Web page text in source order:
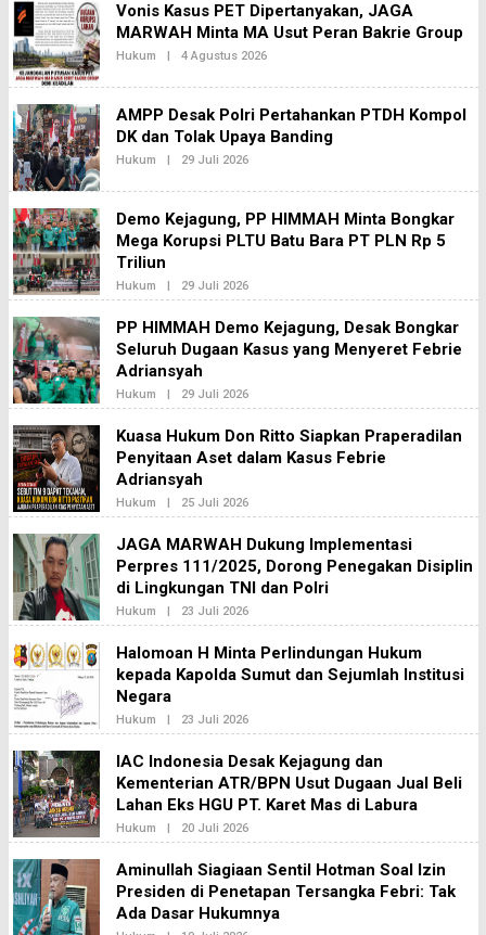
Vonis Kasus PET Dipertanyakan, JAGA
MARWAH Minta MA Usut Peran Bakrie Group
Hukum | 4 Agustus 2026Oleh
AMPP Desak Polri Pertahankan PTDH Kompol
DK dan Tolak Upaya Banding
Hukum | 29 Juli 2026Oleh
Demo Kejagung, PP HIMMAH Minta Bongkar
Mega Korupsi PLTU Batu Bara PT PLN Rp 5
Triliun
Hukum | 29 Juli 2026Oleh
Redaksi2
PP HIMMAH Demo Kejagung, Desak Bongkar
Seluruh Dugaan Kasus yang Menyeret Febrie
Adriansyah
Hukum | 29 Juli 2026Oleh
Redaksi2
Kuasa Hukum Don Ritto Siapkan Praperadilan
Penyitaan Aset dalam Kasus Febrie
Adriansyah
Hukum | 25 Juli 2026Oleh
Redaksi2
JAGA MARWAH Dukung Implementasi
Perpres 111/2025, Dorong Penegakan Disiplin
di Lingkungan TNI dan Polri
Hukum | 23 Juli 2026Oleh
Redaksi2
Halomoan H Minta Perlindungan Hukum
kepada Kapolda Sumut dan Sejumlah Institusi
Negara
Hukum | 23 Juli 2026Oleh
Redaksi2
IAC Indonesia Desak Kejagung dan
Kementerian ATR/BPN Usut Dugaan Jual Beli
Lahan Eks HGU PT. Karet Mas di Labura
Hukum | 20 Juli 2026Oleh
Redaksi2
Aminullah Siagiaan Sentil Hotman Soal Izin
Presiden di Penetapan Tersangka Febri: Tak
Ada Dasar Hukumnya